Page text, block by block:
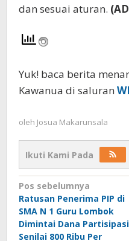
dan sesuai aturan.
Yuk! baca berita
Kawanua di saluran
oleh Josua Makarunsala
Ikuti Kami Pada
Navigasi
pos
Pos sebelumnya
Ratusan Penerima PIP di
SMA N 1 Guru Lombok
Dimintai Dana Partisipasi
Senilai 800 Ribu Per